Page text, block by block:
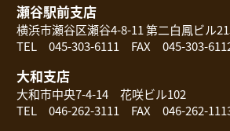
瀬谷駅前支店
横浜市瀬谷区瀬谷4-8-11 第二白鳳ビル
TEL 045-303-6111 FAX 045-303-
大和支店
大和市中央7-4-14 花咲ビル102
TEL 046-262-3111 FAX 046-262-